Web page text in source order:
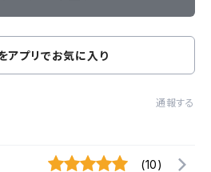
アプリでお気に入り
通報する
(10)